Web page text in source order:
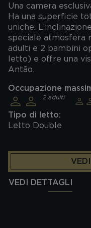
Una camera
Ha una superficie
uniche.
speciale atmosfera
adulti e 2 bambini
letto) e offre una
Antão.
Occupazione
2 adulti
Tipo di letto:
Letto Double
VEDI DETTAGLI